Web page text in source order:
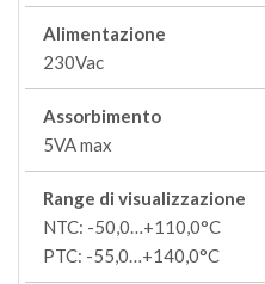
Alimentazione
230Vac
Assorbimento
5VA max
Range di visualizzazione
NTC: -50,0…+110,0°C
PTC: -55,0…+140,0°C